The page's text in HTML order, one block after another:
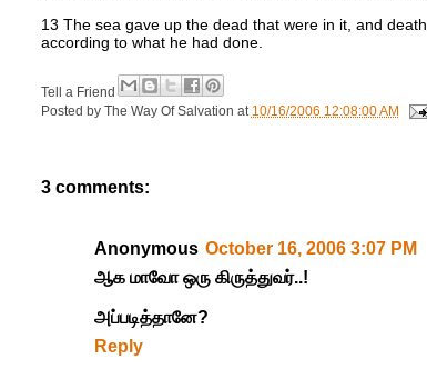
13 The sea gave up the dead that were in it, and
according to what he had done.
Tell a Friend
Posted by The Way Of Salvation at 10/16/2006 12:08:00 AM
3 comments:
Anonymous October 16, 2006 3:07 PM
ஆக மாவோ ஒரு கிருத்துவர்..!
அப்படித்தானே?
Reply